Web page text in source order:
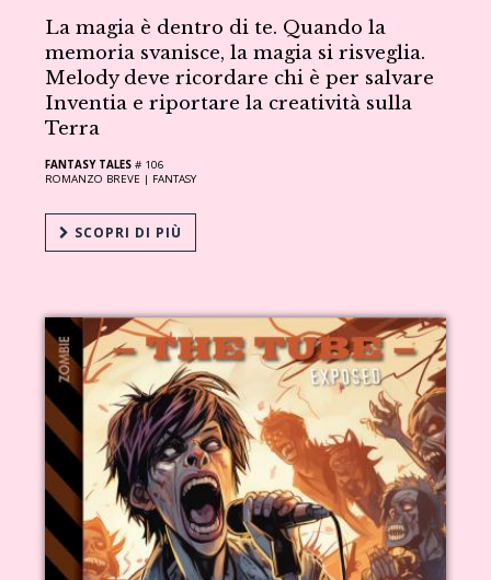
La magia è dentro di te. Quando la
memoria svanisce, la magia si risveglia.
Melody deve ricordare chi è per salvare
Inventia e riportare la creatività sulla
Terra
FANTASY TALES # 106
ROMANZO BREVE | FANTASY
SCOPRI DI PIÙ